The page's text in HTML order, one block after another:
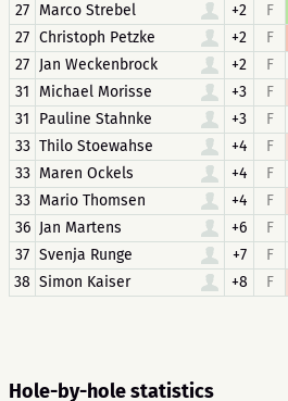
27 Marco Strebel +2 F
27 Christoph Petzke +2 F
27 Jan Weckenbrock +2 F
31
Michael Morisse +3 F
31
Pauline Stahnke +3 F
33 Thilo Stoewahse +4 F
33 Maren Ockels +4 F
33 Mario Thomsen +4 F
36 Jan Martens +6 F
37 Svenja Runge +7 F
38 Simon Kaiser +8 F
Hole-by-hole statistics